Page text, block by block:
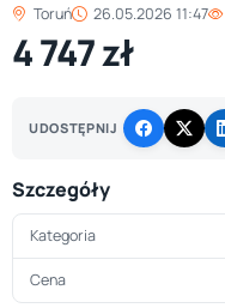
Toruń 26.05.2026 11:47
4 747 zł
UDOSTĘPNIJ
Szczegóły
Kategoria
Cena